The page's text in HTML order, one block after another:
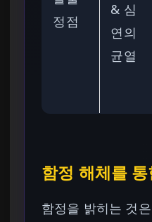
정점
& 심
연의
균열
함정 해체를
함정을 밝히는 것